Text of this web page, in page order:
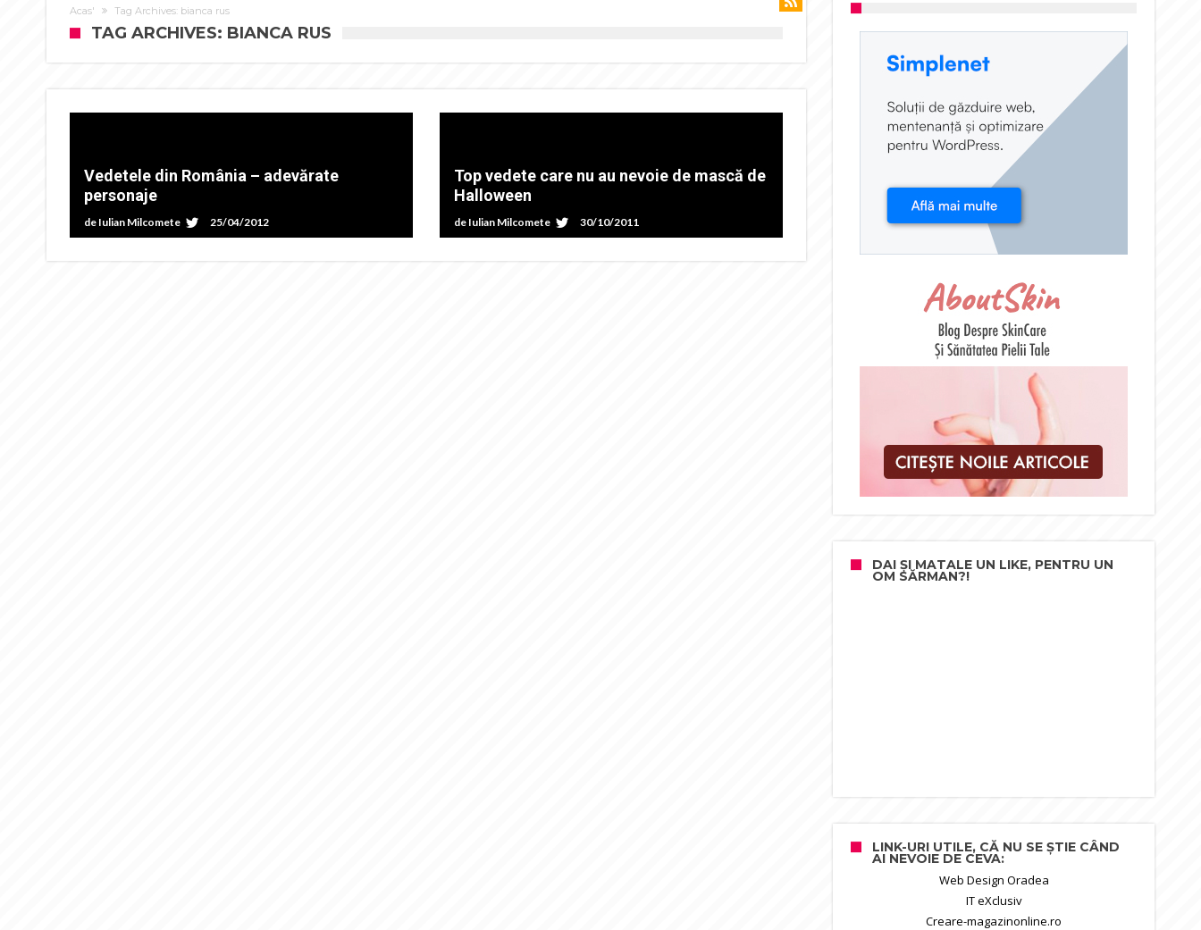
Acas' Tag Archives: bianca rus
TAG ARCHIVES: BIANCA RUS
Vedetele din România – adevărate
personaje
de Iulian Milcomete 25/04/2012
Top vedete care nu au nevoie de mască de
Halloween
de Iulian Milcomete 30/10/2011
DAI ȘI MATALE UN LIKE, PENTRU UN
OM SĂRMAN?!
LINK-URI UTILE, CĂ NU SE ȘTIE CÂND
AI NEVOIE DE CEVA:
Web Design Oradea
IT eXclusiv
Creare-magazinonline.ro